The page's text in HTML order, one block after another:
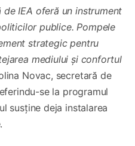
de IEA oferă un instrument
publice. Pompele
strategic pentru
mediului și confortul
Novac, secretară de
se la programul
susține deja instalarea